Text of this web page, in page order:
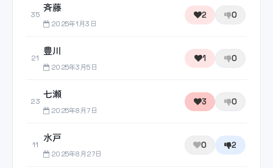
35
斉藤
2025年1月3日
2 0
21
豊川
2025年3月5日
1 0
23
七瀬
2025年8月7日
3 0
11
水戸
2025年8月27日
0 2